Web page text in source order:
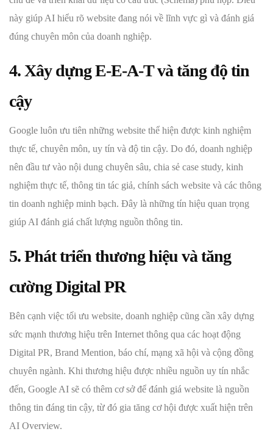
này giúp AI hiểu rõ website đang nói về lĩnh vực gì và đánh giá
đúng chuyên môn của doanh nghiệp.
4. Xây dựng E-E-A-T và tăng độ tin
cậy
Google luôn ưu tiên những website thể hiện được kinh nghiệm
thực tế, chuyên môn, uy tín và độ tin cậy. Do đó, doanh nghiệp
nên đầu tư vào nội dung chuyên sâu, chia sẻ case study, kinh
nghiệm thực tế, thông tin tác giả, chính sách website và các thông
tin doanh nghiệp minh bạch. Đây là những tín hiệu quan trọng
giúp AI đánh giá chất lượng nguồn thông tin.
5. Phát triển thương hiệu và tăng
cường Digital PR
Bên cạnh việc tối ưu website, doanh nghiệp cũng cần xây dựng
sức mạnh thương hiệu trên Internet thông qua các hoạt động
Digital PR, Brand Mention, báo chí, mạng xã hội và cộng đồng
chuyên ngành. Khi thương hiệu được nhiều nguồn uy tín nhắc
đến, Google AI sẽ có thêm cơ sở để đánh giá website là nguồn
thông tin đáng tin cậy, từ đó gia tăng cơ hội được xuất hiện trên
AI Overview.